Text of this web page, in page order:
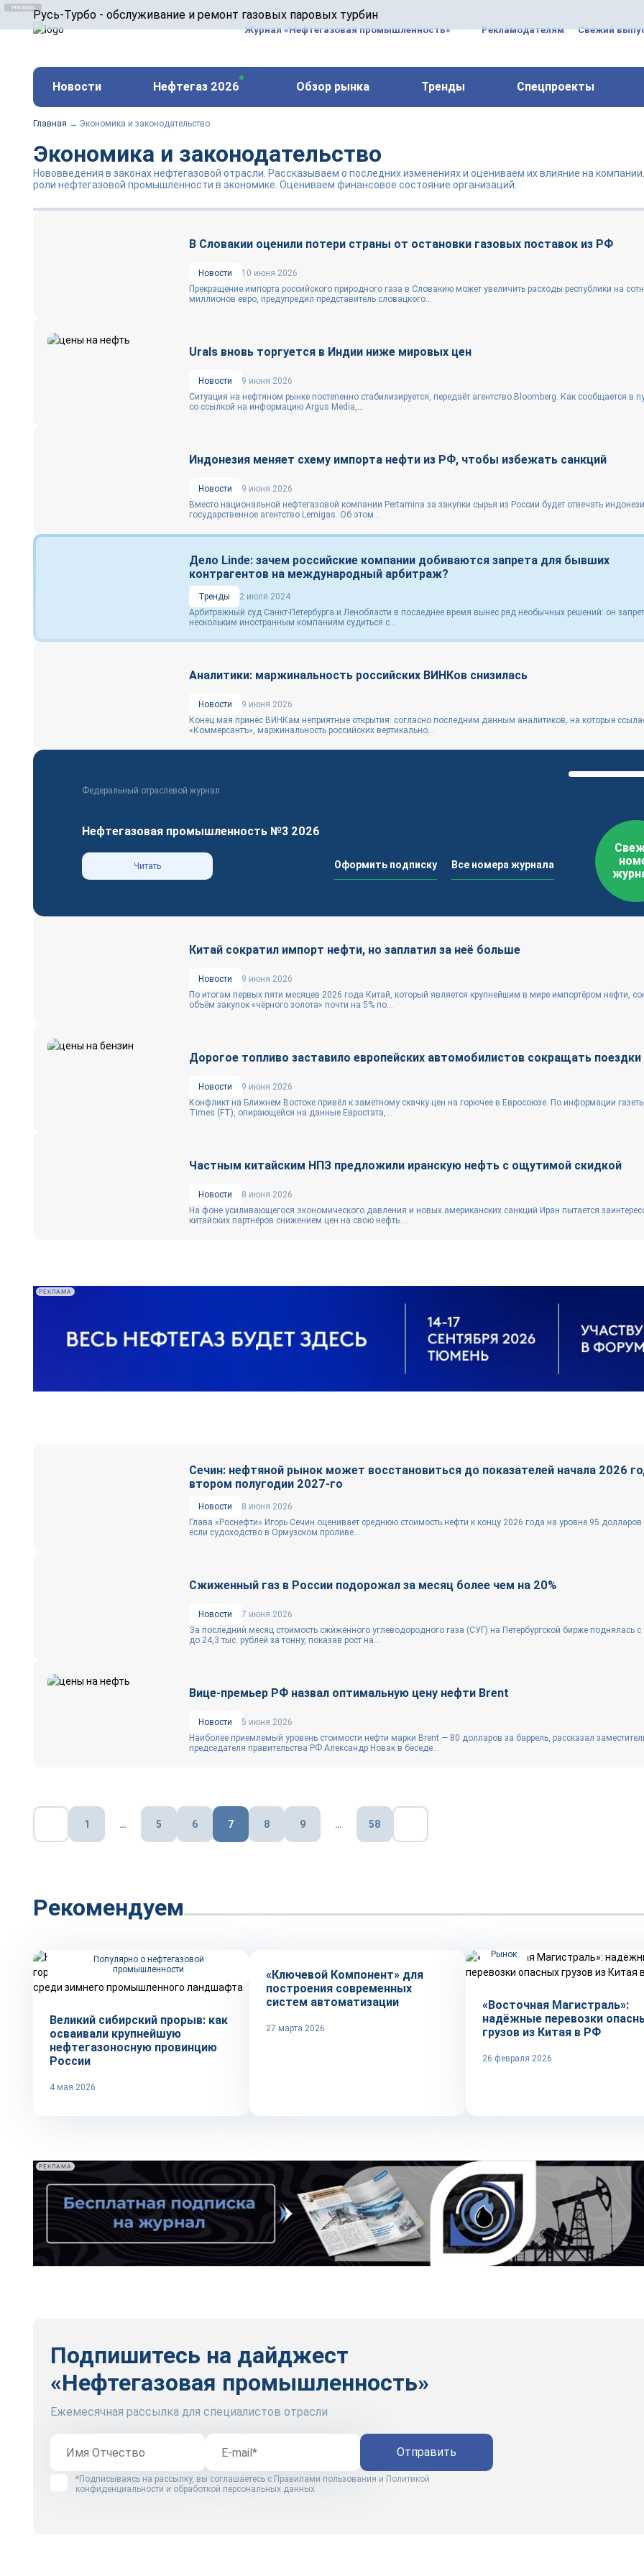
Русь-Турбо - обслуживание и ремонт газовых паровых турбин
ООО «Русь-Турбо» занимается сервисом газовых и паровых турбин, комплексным ремонтом,
оборудования ТЭС, зарубежных поршневых машин и компрессоров, которые работают на нефтегазовых,
и других предприятиях.
Реклама. ООО «Русь-Турбо», ИНН 7802588950
erid: F7NfYUJCUneVdwPs4znf
Журнал «Нефтегазовая промышленность» Рекламодателям Свежий
Новости Нефтегаз 2026 Обзор рынка Тренды Спецпроекты
Главная → Экономика и законодательство
Экономика и законодательство
Нововведения в законах нефтегазовой отрасли. Рассказываем о последних изменениях и оцениваем их влияние на
роли нефтегазовой промышленности в экономике. Оцениваем финансовое состояние организаций.
В Словакии оценили потери страны от остановки газовых поставок из РФ
Новости
10 июня 2026
Прекращение импорта российского природного газа в Словакию может увеличить расходы республики на
миллионов евро, предупредил представитель словацкого...
Urals вновь торгуется в Индии ниже мировых цен
Новости
9 июня 2026
Ситуация на нефтяном рынке постепенно стабилизируется, передаёт агентство Bloomberg. Как сообщается в
со ссылкой на информацию Argus Media,...
Индонезия меняет схему импорта нефти из РФ, чтобы избежать санкций
Новости
9 июня 2026
Вместо национальной нефтегазовой компании Pertamina за закупки сырья из России будет отвечать
государственное агентство Lemigas. Об этом...
Дело Linde: зачем российские компании добиваются запрета для бывших
контрагентов на международный арбитраж?
Тренды
2 июля 2024
Арбитражный суд Санкт-Петербурга и Ленобласти в последнее время вынес ряд необычных решений: он
нескольким иностранным компаниям судиться с...
Аналитики: маржинальность российских ВИНКов снизилась
Новости
9 июня 2026
Конец мая принёс ВИНКам неприятные открытия: согласно последним данным аналитиков, на которые
«Коммерсантъ», маржинальность российских вертикально...
Федеральный отраслевой журнал
Нефтегазовая промышленность №3 2026
Читать Оформить подписку Все номера журнала
Китай сократил импорт нефти, но заплатил за неё больше
Новости
9 июня 2026
По итогам первых пяти месяцев 2026 года Китай, который является крупнейшим в мире импортёром нефти,
объём закупок «чёрного золота» почти на 5% по...
Дорогое топливо заставило европейских автомобилистов сокращать поездки
Новости
9 июня 2026
Конфликт на Ближнем Востоке привёл к заметному скачку цен на горючее в Евросоюзе. По информации
Times (FT), опирающейся на данные Евростата,...
Частным китайским НПЗ предложили иранскую нефть с ощутимой скидкой
Новости
8 июня 2026
На фоне усиливающегося экономического давления и новых американских санкций Иран пытается
китайских партнёров снижением цен на свою нефть....
РЕКЛАМА
Сечин: нефтяной рынок может восстановиться до показателей начала 2026
втором полугодии 2027-го
Новости
8 июня 2026
Глава «Роснефти» Игорь Сечин оценивает среднюю стоимость нефти к концу 2026 года на уровне 95 долларов
если судоходство в Ормузском проливе...
Сжиженный газ в России подорожал за месяц более чем на 20%
Новости
7 июня 2026
За последний месяц стоимость сжиженного углеводородного газа (СУГ) на Петербургской бирже поднялась с
до 24,3 тыс. рублей за тонну, показав рост на...
Вице-премьер РФ назвал оптимальную цену нефти Brent
Новости
5 июня 2026
Наиболее приемлемый уровень стоимости нефти марки Brent — 80 долларов за баррель, рассказал
председателя правительства РФ Александр Новак в беседе...
Пагинация
записей
1 … 5 6 7 8 9 … 58
Рекомендуем
Популярно о нефтегазовой
промышленности
Великий сибирский прорыв: как
осваивали крупнейшую
нефтегазоносную провинцию
России
4 мая 2026
«Ключевой Компонент» для
построения современных
систем автоматизации
27 марта 2026
Рынок
«Восточная Магистраль»:
надёжные перевозки
грузов из Китая в РФ
26 февраля 2026
РЕКЛАМА
Подпишитесь на дайджест
«Нефтегазовая промышленность»
Ежемесячная рассылка для специалистов отрасли
*Подписываясь на рассылку, вы соглашаетесь с Правилами пользования и Политикой
конфиденциальности и обработкой персональных данных
Отправить